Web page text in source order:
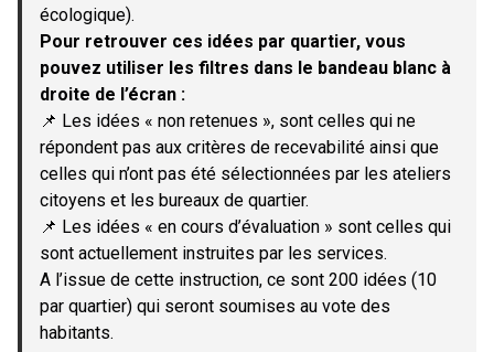
écologique).
Pour retrouver ces idées par quartier, vous
pouvez utiliser les filtres dans le bandeau blanc à
droite de l’écran :
📌 Les idées « non retenues », sont celles qui ne
répondent pas aux critères de recevabilité ainsi que
celles qui n’ont pas été sélectionnées par les ateliers
citoyens et les bureaux de quartier.
📌 Les idées « en cours d’évaluation » sont celles qui
sont actuellement instruites par les services.
A l’issue de cette instruction, ce sont 200 idées (10
par quartier) qui seront soumises au vote des
habitants.